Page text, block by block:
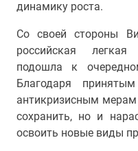
динамику роста.
Со своей стороны
российская
подошла к
Благодаря
антикризисным мерам
сохранить, но и
освоить новые виды